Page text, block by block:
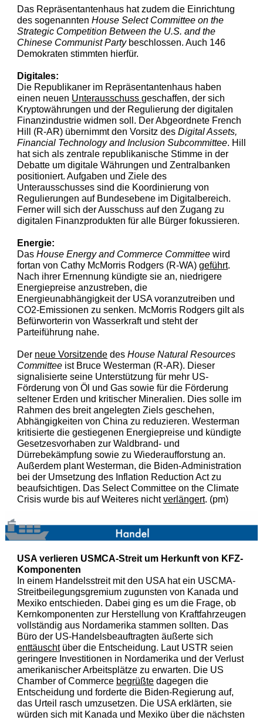
Das Repräsentantenhaus hat zudem die Einrichtung
des sogenannten House Select Committee on the
Strategic Competition Between the U.S. and the
Chinese Communist Partybeschlossen. Auch 146
Demokraten stimmten hierfür.
Digitales:
Die Republikaner im Repräsentantenhaus haben
einen neuen Unterausschuss geschaffen, der sich
Kryptowährungen und der Regulierung der digitalen
Finanzindustrie widmen soll. Der Abgeordnete French
Hill (R-AR) übernimmt den Vorsitz des Digital Assets,
Financial Technology and Inclusion Subcommittee. Hill
hat sich als zentrale republikanische Stimme in der
Debatte um digitale Währungen und Zentralbanken
positioniert. Aufgaben und Ziele des
Unterausschusses sind die Koordinierung von
Regulierungen auf Bundesebene im Digitalbereich.
Ferner will sich der Ausschuss auf den Zugang zu
digitalen Finanzprodukten für alle Bürger fokussieren.
Energie:
Das House Energy and Commerce Committee wird
fortan von Cathy McMorris Rodgers (R-WA) geführt.
Nach ihrer Ernennung kündigte sie an, niedrigere
Energiepreise anzustreben, die
Energieunabhängigkeit der USA voranzutreiben und
CO2-Emissionen zu senken. McMorris Rodgers gilt als
Befürworterin von Wasserkraft und steht der
Parteiführung nahe.
Der neue Vorsitzende des House Natural Resources
Committee ist Bruce Westerman (R-AR). Dieser
signalisierte seine Unterstützung für mehr US-
Förderung von Öl und Gas sowie für die Förderung
seltener Erden und kritischer Mineralien. Dies solle im
Rahmen des breit angelegten Ziels geschehen,
Abhängigkeiten von China zu reduzieren. Westerman
kritisierte die gestiegenen Energiepreise und kündigte
Gesetzesvorhaben zur Waldbrand- und
Dürrebekämpfung sowie zu Wiederaufforstung an.
Außerdem plant Westerman, die Biden-Administration
bei der Umsetzung des Inflation Reduction Act zu
beaufsichtigen. Das Select Committee on the Climate
Crisis wurde bis auf Weiteres nichtverlängert. (pm)
USA verlieren USMCA-Streit um Herkunft von KFZ-
Komponenten
In einem Handelsstreit mit den USA hat ein USCMA-
Streitbeilegungsgremium zugunsten von Kanada und
Mexiko entschieden. Dabei ging es um die Frage, ob
Kernkomponenten zur Herstellung von Kraftfahrzeugen
vollständig aus Nordamerika stammen sollten. Das
Büro der US-Handelsbeauftragten äußerte sich
enttäuscht über die Entscheidung. Laut USTR seien
geringere Investitionen in Nordamerika und der Verlust
amerikanischer Arbeitsplätze zu erwarten. Die US
Chamber of Commerce begrüßte dagegen die
Entscheidung und forderte die Biden-Regierung auf,
das Urteil rasch umzusetzen. Die USA erklärten, sie
würden sich mit Kanada und Mexiko über die nächsten